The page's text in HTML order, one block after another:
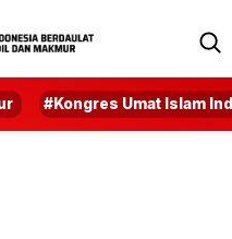
#Kongres Umat Islam